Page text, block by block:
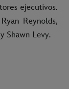
ejecutivos.
Reynolds,
Shawn Levy.